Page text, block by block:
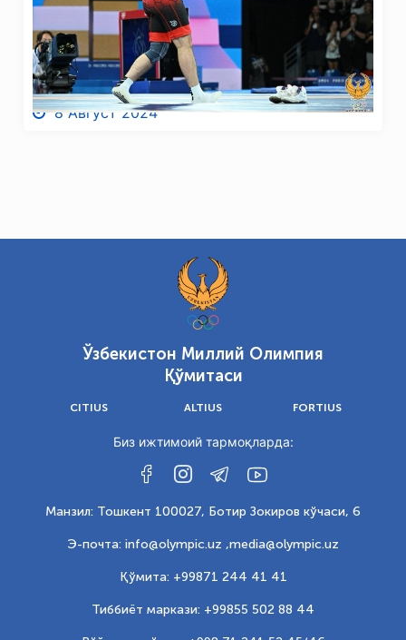
8 Август 2024
Ўзбекистон Миллий Олимпия
Қўмитаси
CITIUS ALTIUS FORTIUS
Биз ижтимоий тармоқларда:
Манзил: Тошкент 100027, Ботир Зокиров кўчаси, 6
Э-почта: info@olympic.uz ,media@olympic.uz
Қўмита: +99871 244 41 41
Тиббиёт маркази: +99855 502 88 44